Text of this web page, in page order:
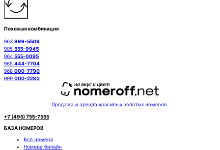
Похожая комбинация
963 999-5509
905 555-9945
964 555-0095
965 444-7704
968 000-7790
999 000-2280
Продажа и аренда красивых золотых номеров.
+7 (495) 755-7555
БАЗА НОМЕРОВ
Все номера
Номера билайн